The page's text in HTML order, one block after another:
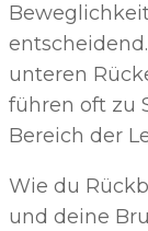
unteren
führen oft zu
Bereich der
Wie du
und deine